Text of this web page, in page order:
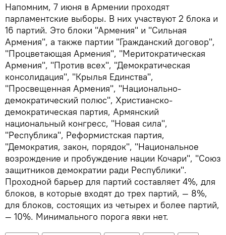
Напомним, 7 июня в Армении проходят
парламентские выборы. В них участвуют 2 блока и
16 партий. Это блоки "Армения" и "Сильная
Армения", а также партии "Гражданский договор",
"Процветающая Армения", "Меритократическая
Армения", "Против всех", "Демократическая
консолидация", "Крылья Единства",
"Просвещенная Армения", "Национально-
демократический полюс", Христианско-
демократическая партия, Армянский
национальный конгресс, "Новая сила",
"Республика", Реформистская партия,
"Демократия, закон, порядок", "Национальное
возрождение и пробуждение нации Кочари", "Союз
защитников демократии ради Республики".
Проходной барьер для партий составляет 4%, для
блоков, в которые входят до трех партий, — 8%,
для блоков, состоящих из четырех и более партий,
— 10%. Минимального порога явки нет.